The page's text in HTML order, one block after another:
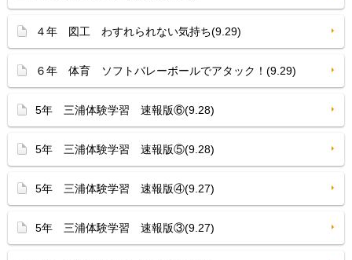
４年 図工 わすれられない気持ち(9.29)
６年 体育 ソフトバレーボールでアタック！(9.29)
5年 三浦体験学習 速報版⑥(9.28)
5年 三浦体験学習 速報版⑤(9.28)
5年 三浦体験学習 速報版④(9.27)
5年 三浦体験学習 速報版③(9.27)